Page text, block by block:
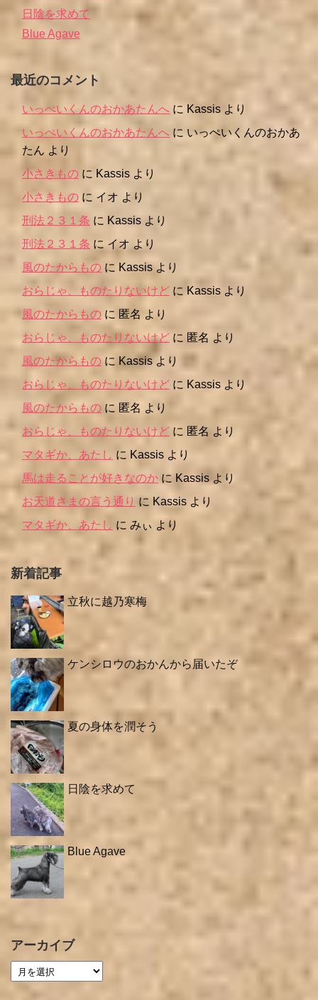
日陰を求めて
Blue Agave
最近のコメント
いっぺいくんのおかあたんへ に Kassis より
いっぺいくんのおかあたんへ に いっぺいくんのおかあ
たん より
小さきもの に Kassis より
小さきもの に イオ より
刑法２３１条 に Kassis より
刑法２３１条 に イオ より
風のたからもの に Kassis より
おらじゃ、ものたりないけど に Kassis より
風のたからもの に 匿名 より
おらじゃ、ものたりないけど に 匿名 より
風のたからもの に Kassis より
おらじゃ、ものたりないけど に Kassis より
風のたからもの に 匿名 より
おらじゃ、ものたりないけど に 匿名 より
マタギか、あたし に Kassis より
馬は走ることが好きなのか に Kassis より
お天道さまの言う通り に Kassis より
マタギか、あたし に みぃ より
新着記事
立秋に越乃寒梅
ケンシロウのおかんから届いたぞ
夏の身体を潤そう
日陰を求めて
Blue Agave
アーカイブ